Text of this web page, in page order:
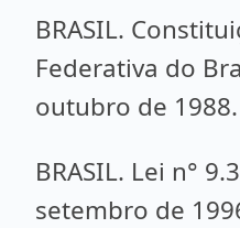
BRASIL.
Federativa do
outubro de 1988.
BRASIL. Lei n°
setembro de